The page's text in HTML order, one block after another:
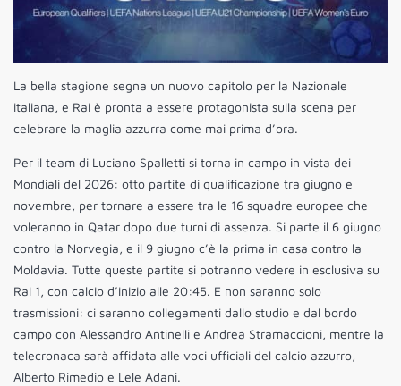
La bella stagione segna un nuovo capitolo per la Nazionale
italiana, e Rai è pronta a essere protagonista sulla scena per
celebrare la maglia azzurra come mai prima d’ora.
Per il team di Luciano Spalletti si torna in campo in vista dei
Mondiali del 2026: otto partite di qualificazione tra giugno e
novembre, per tornare a essere tra le 16 squadre europee che
voleranno in Qatar dopo due turni di assenza. Si parte il 6 giugno
contro la Norvegia, e il 9 giugno c’è la prima in casa contro la
Moldavia. Tutte queste partite si potranno vedere in esclusiva su
Rai 1, con calcio d’inizio alle 20:45. E non saranno solo
trasmissioni: ci saranno collegamenti dallo studio e dal bordo
campo con Alessandro Antinelli e Andrea Stramaccioni, mentre la
telecronaca sarà affidata alle voci ufficiali del calcio azzurro,
Alberto Rimedio e Lele Adani.